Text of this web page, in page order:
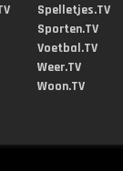
Spelletjes.TV
Sporten.TV
Voetbal.TV
Weer.TV
Woon.TV